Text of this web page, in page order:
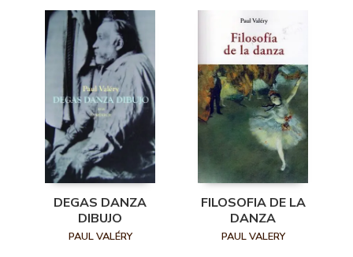
DEGAS DANZA
DIBUJO
PAUL VALÉRY
FILOSOFIA DE LA
DANZA
PAUL VALERY